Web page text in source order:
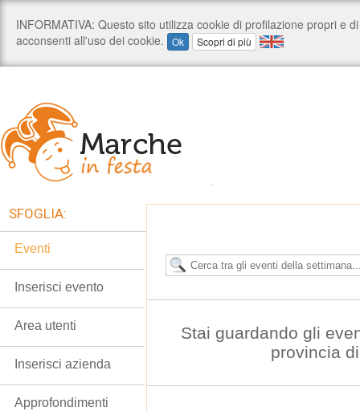
Stai guardando gli
provincia
SFOGLIA:
Eventi
Inserisci evento
Area utenti
Inserisci azienda
Approfondimenti